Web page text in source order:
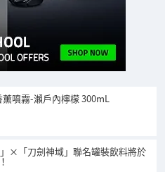
噴霧-瀨戶內檸檬 300mL
」×「刀劍神域」聯名罐裝飲料將於